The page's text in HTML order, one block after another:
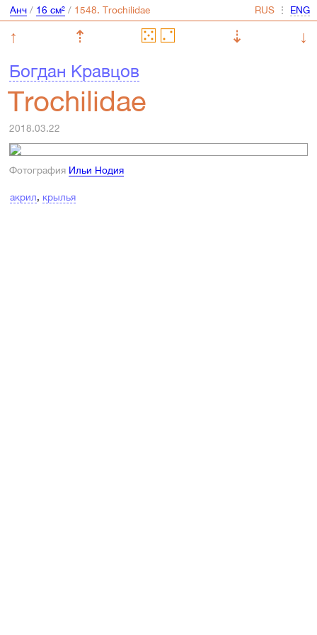
Анч/ 16 см²/ ⋮
↑ ⇡ ⇣
↓
Богдан Кравцов
Trochilidae
2018.03.22
Фотография Ильи Нодия
акрил, крылья